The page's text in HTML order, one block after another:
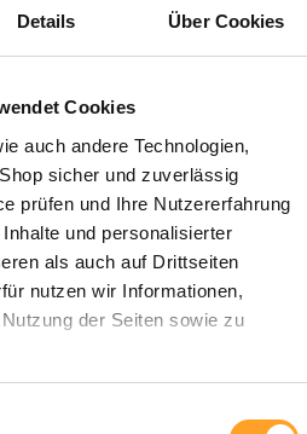
Details Über Cookies
Cookies
auch andere Technologien,
sicher und zuverlässig
prüfen und Ihre Nutzererfahrung
und personalisierter
als auch auf Drittseiten
nutzen wir Informationen,
der Seiten sowie zu